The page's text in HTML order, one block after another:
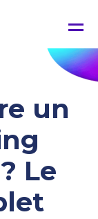
?
un
Le